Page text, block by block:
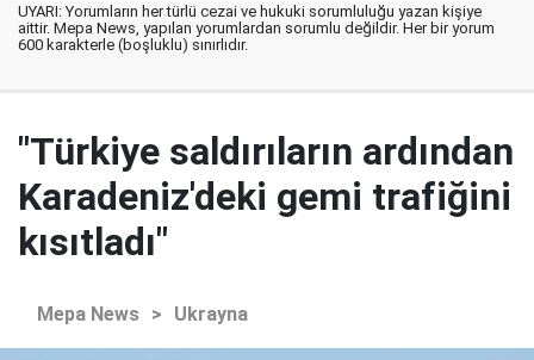
UYARI: Yorumların her türlü cezai ve hukuki sorumluluğu yazan kişiye
aittir. Mepa News, yapılan yorumlardan sorumlu değildir. Her bir yorum
600 karakterle (boşluklu) sınırlıdır.
"Türkiye saldırıların ardından
Karadeniz'deki gemi trafiğini
kısıtladı"
Mepa News > Ukrayna